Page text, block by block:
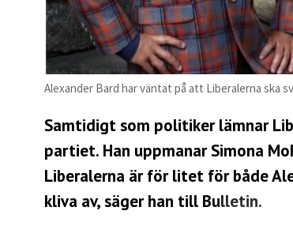
Alexander Bard har väntat på att Liberalerna ska
Samtidigt som politiker lämnar
partiet. Han uppmanar Simona
Liberalerna är för litet för både
kliva av, säger han till Bulletin.